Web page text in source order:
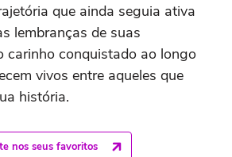
que ainda seguia ativa
lembranças de suas
carinho conquistado ao longo
vivos entre aqueles que
história.
nos seus favoritos